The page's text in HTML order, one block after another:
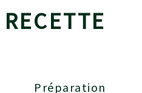
RECETTE
Préparation